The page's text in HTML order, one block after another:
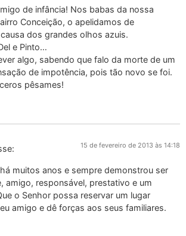
de infância! Nos babas da nossa
Conceição, o apelidamos de
dos grandes olhos azuis.
e Pinto…
algo, sabendo que falo da morte de um
de impotência, pois tão novo se foi.
pêsames!
15 de fevereiro de 2013 às 14:18
muitos anos e sempre demonstrou ser
amigo, responsável, prestativo e um
o Senhor possa reservar um lugar
amigo e dê forças aos seus familiares.